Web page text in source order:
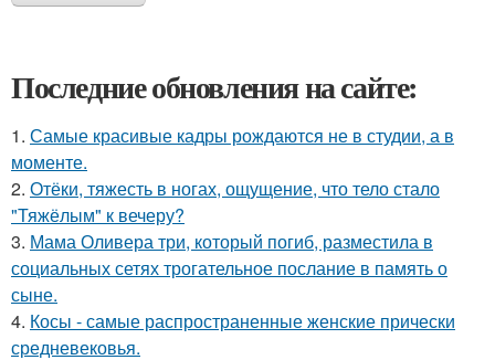
Последние обновления на сайте:
1. Самые красивые кадры рождаются не в студии, а в
моменте.
2. Отёки, тяжесть в ногах, ощущение, что тело стало
"Тяжёлым" к вечеру?
3. Мама Оливера три, который погиб, разместила в
социальных сетях трогательное послание в память о
сыне.
4. Косы - самые распространенные женские прически
средневековья.